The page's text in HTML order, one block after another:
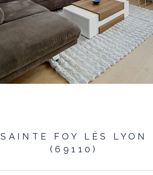
SAINTE FOY LÈS LYON
(69110)